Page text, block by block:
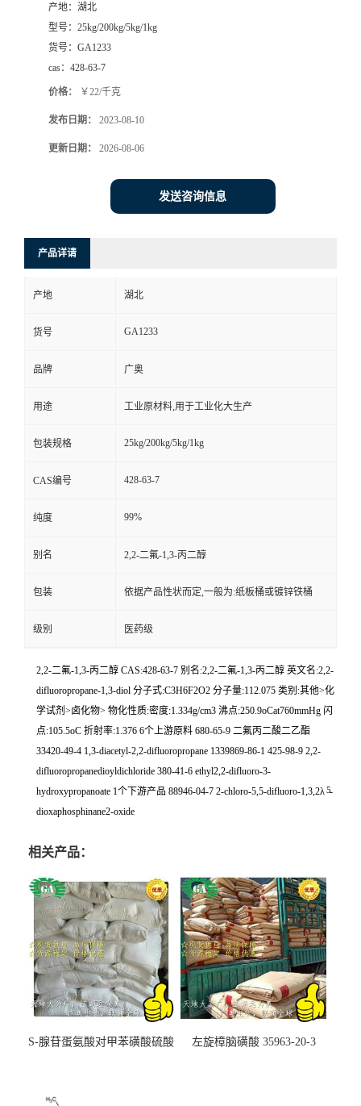
产地： 湖北
型号： 25kg/200kg/5kg/1kg
货号： GA1233
cas： 428-63-7
价格： ￥22/千克
发布日期： 2023-08-10
更新日期： 2026-08-06
发送咨询信息
产品详请
产地 湖北
货号 GA1233
品牌 广奥
用途 工业原材料,用于工业化大生产
包装规格 25kg/200kg/5kg/1kg
CAS编号 428-63-7
纯度 99%
别名 2,2-二氟-1,3-丙二醇
包装 依据产品性状而定,一般为:纸板桶或镀锌铁桶
级别 医药级
2,2-二氟-1,3-丙二醇 CAS:428-63-7 别名:2,2-二氟-1,3-丙二醇 英文名:2,2-
difluoropropane-1,3-diol 分子式:C3H6F2O2 分子量:112.075 类别:其他>化
学试剂>卤化物> 物化性质:密度:1.334g/cm3 沸点:250.9oCat760mmHg 闪
点:105.5oC 折射率:1.376 6个上游原料 680-65-9 二氟丙二酸二乙酯
33420-49-4 1,3-diacetyl-2,2-difluoropropane 1339869-86-1 425-98-9 2,2-
difluoropropanedioyldichloride 380-41-6 ethyl2,2-difluoro-3-
hydroxypropanoate 1个下游产品 88946-04-7 2-chloro-5,5-difluoro-1,3,2λ 5-
dioxaphosphinane2-oxide
相关产品：
S-腺苷蛋氨酸对甲苯磺酸硫酸
左旋樟脑磺酸 35963-20-3